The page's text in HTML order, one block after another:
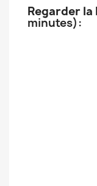
Regarder
minutes):